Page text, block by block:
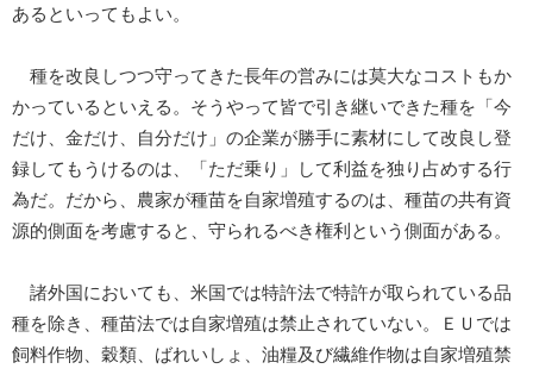
あるといってもよい。
種を改良しつつ守ってきた長年の営みには莫大なコストもか
かっているといえる。そうやって皆で引き継いできた種を「今
だけ、金だけ、自分だけ」の企業が勝手に素材にして改良し登
録してもうけるのは、「ただ乗り」して利益を独り占めする行
為だ。だから、農家が種苗を自家増殖するのは、種苗の共有資
源的側面を考慮すると、守られるべき権利という側面がある。
諸外国においても、米国では特許法で特許が取られている品
種を除き、種苗法では自家増殖は禁止されていない。ＥＵでは
飼料作物、穀類、ばれいしょ、油糧及び繊維作物は自家増殖禁